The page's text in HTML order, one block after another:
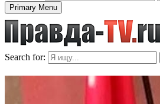
Primary Menu
Search for: